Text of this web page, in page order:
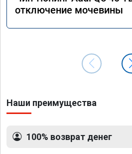
отключение мочевины
Наши преимущества
100% возврат денег